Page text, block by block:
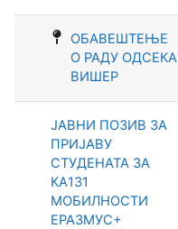
ОБАВЕШТЕЊЕ
О РАДУ ОДСЕКА
ВИШЕР
ЈАВНИ ПОЗИВ ЗА
ПРИЈАВУ
СТУДЕНАТА ЗА
КА131
МОБИЛНОСТИ
ЕРАЗМУС+